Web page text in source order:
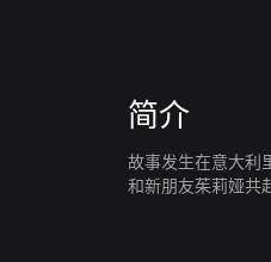
简介
故事发生在意大利
和新朋友茱莉娅共